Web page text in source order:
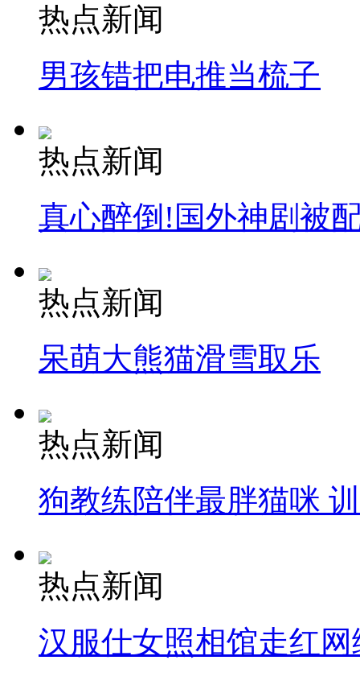
热点新闻
男孩错把电推当梳子
热点新闻
真心醉倒!国外神剧被
热点新闻
呆萌大熊猫滑雪取乐
热点新闻
狗教练陪伴最胖猫咪
热点新闻
汉服仕女照相馆走红网